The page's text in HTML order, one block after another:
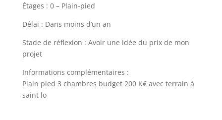
Étages : 0 – Plain-pied
Délai : Dans moins d’un an
Stade de réflexion : Avoir une idée du prix de mon
projet
Informations complémentaires :
Plain pied 3 chambres budget 200 K€ avec terrain à
saint lo